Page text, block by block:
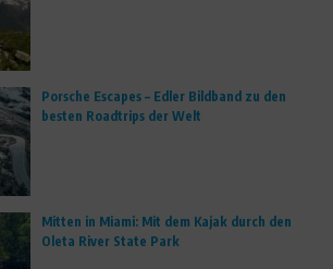
Porsche Escapes – Edler Bildband zu den
besten Roadtrips der Welt
Mitten in Miami: Mit dem Kajak durch den
Oleta River State Park